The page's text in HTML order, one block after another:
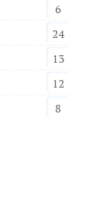
6
24
13
12
8